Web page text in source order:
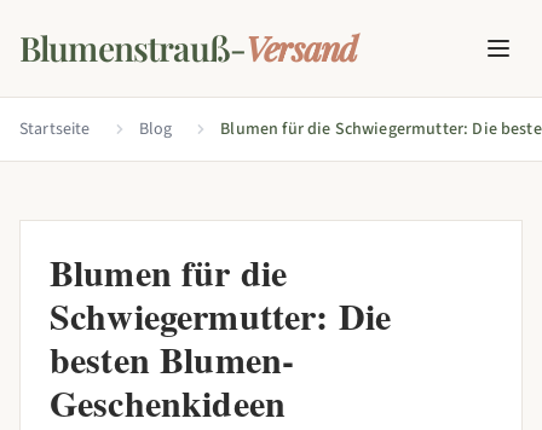
Blumenstrauß-Versand
Startseite Blog
Blumen für die
Schwiegermutter: Die
besten Blumen-
Geschenkideen